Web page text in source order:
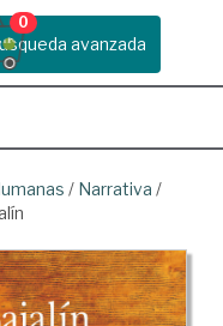
avanzada
0
/ Narrativa /